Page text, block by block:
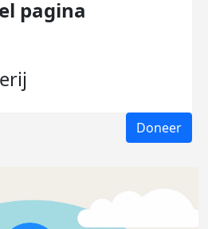
pagina
Doneer